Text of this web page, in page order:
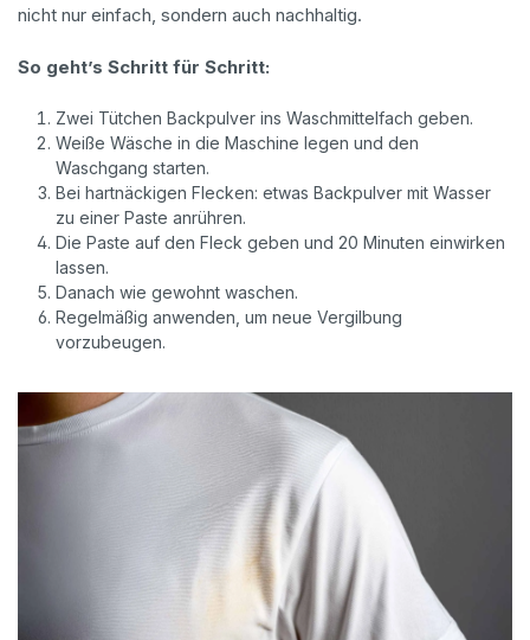
nicht nur einfach, sondern auch nachhaltig.
So geht’s Schritt für Schritt:
Zwei Tütchen Backpulver ins Waschmittelfach geben.
Weiße Wäsche in die Maschine legen und den
Waschgang starten.
Bei hartnäckigen Flecken: etwas Backpulver mit Wasser
zu einer Paste anrühren.
Die Paste auf den Fleck geben und 20 Minuten einwirken
lassen.
Danach wie gewohnt waschen.
Regelmäßig anwenden, um neue Vergilbung
vorzubeugen.